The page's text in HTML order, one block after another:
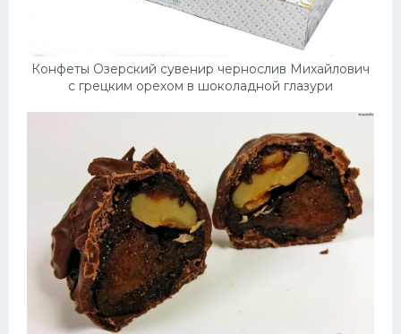
Конфеты Озерский сувенир чернослив Михайлович
с грецким орехом в шоколадной глазури